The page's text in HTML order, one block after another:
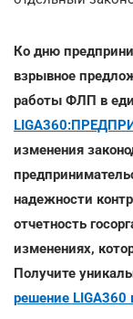
Ко дню
взрывное
работы ФЛП в
изменения
надежности
отчетность
изменениях,
Получите
решение LIGA360